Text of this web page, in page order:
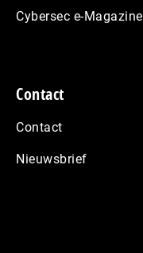
Cybersec e-Magazine
Contact
Contact
Nieuwsbrief